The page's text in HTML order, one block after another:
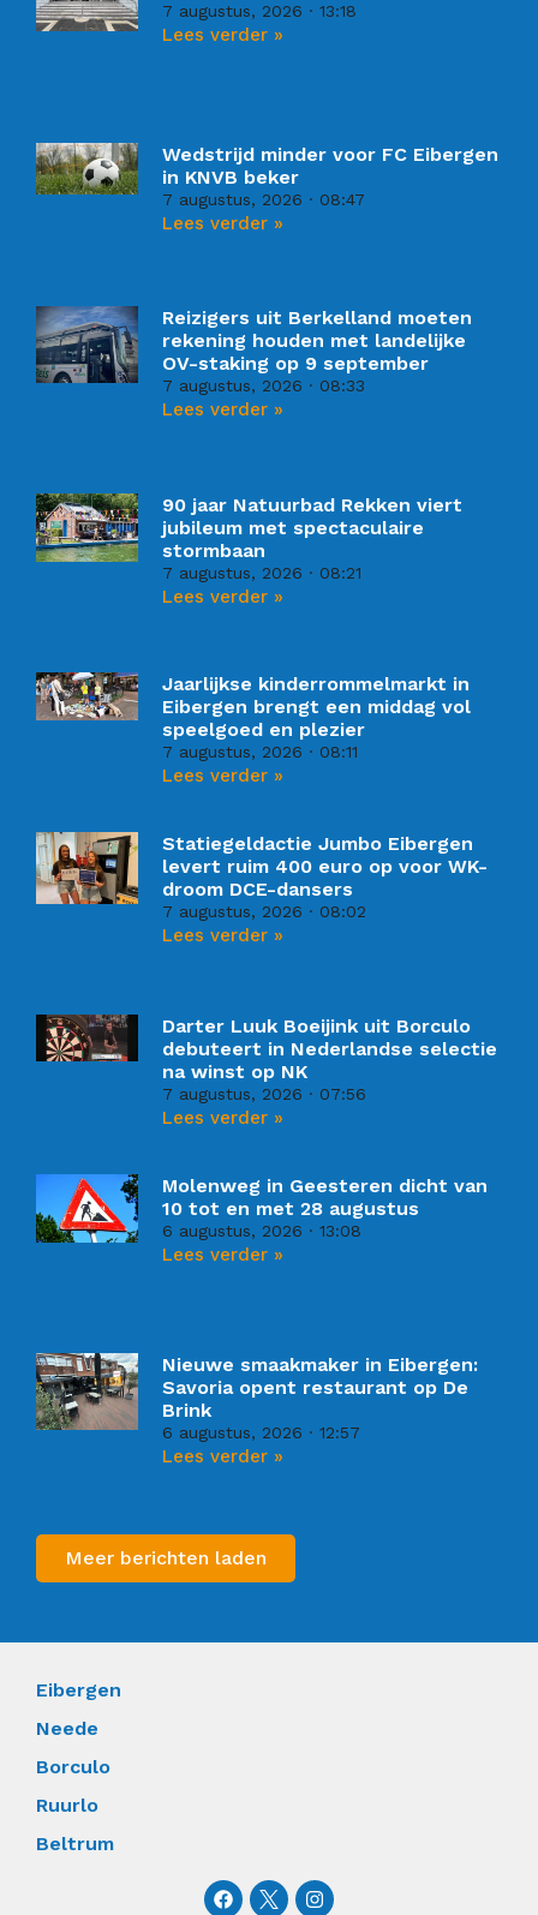
7 augustus, 2026 13:18
Lees verder »
Wedstrijd minder voor FC Eibergen
in KNVB beker
7 augustus, 2026 08:47
Lees verder »
Reizigers uit Berkelland moeten
rekening houden met landelijke
OV-staking op 9 september
7 augustus, 2026 08:33
Lees verder »
90 jaar Natuurbad Rekken viert
jubileum met spectaculaire
stormbaan
7 augustus, 2026 08:21
Lees verder »
Jaarlijkse kinderrommelmarkt in
Eibergen brengt een middag vol
speelgoed en plezier
7 augustus, 2026 08:11
Lees verder »
Statiegeldactie Jumbo Eibergen
levert ruim 400 euro op voor WK-
droom DCE-dansers
7 augustus, 2026 08:02
Lees verder »
Darter Luuk Boeijink uit Borculo
debuteert in Nederlandse selectie
na winst op NK
7 augustus, 2026 07:56
Lees verder »
Molenweg in Geesteren dicht van
10 tot en met 28 augustus
6 augustus, 2026 13:08
Lees verder »
Nieuwe smaakmaker in Eibergen:
Savoria opent restaurant op De
Brink
6 augustus, 2026 12:57
Lees verder »
Meer berichten laden
Eibergen
Neede
Borculo
Ruurlo
Beltrum
F
a
I
n